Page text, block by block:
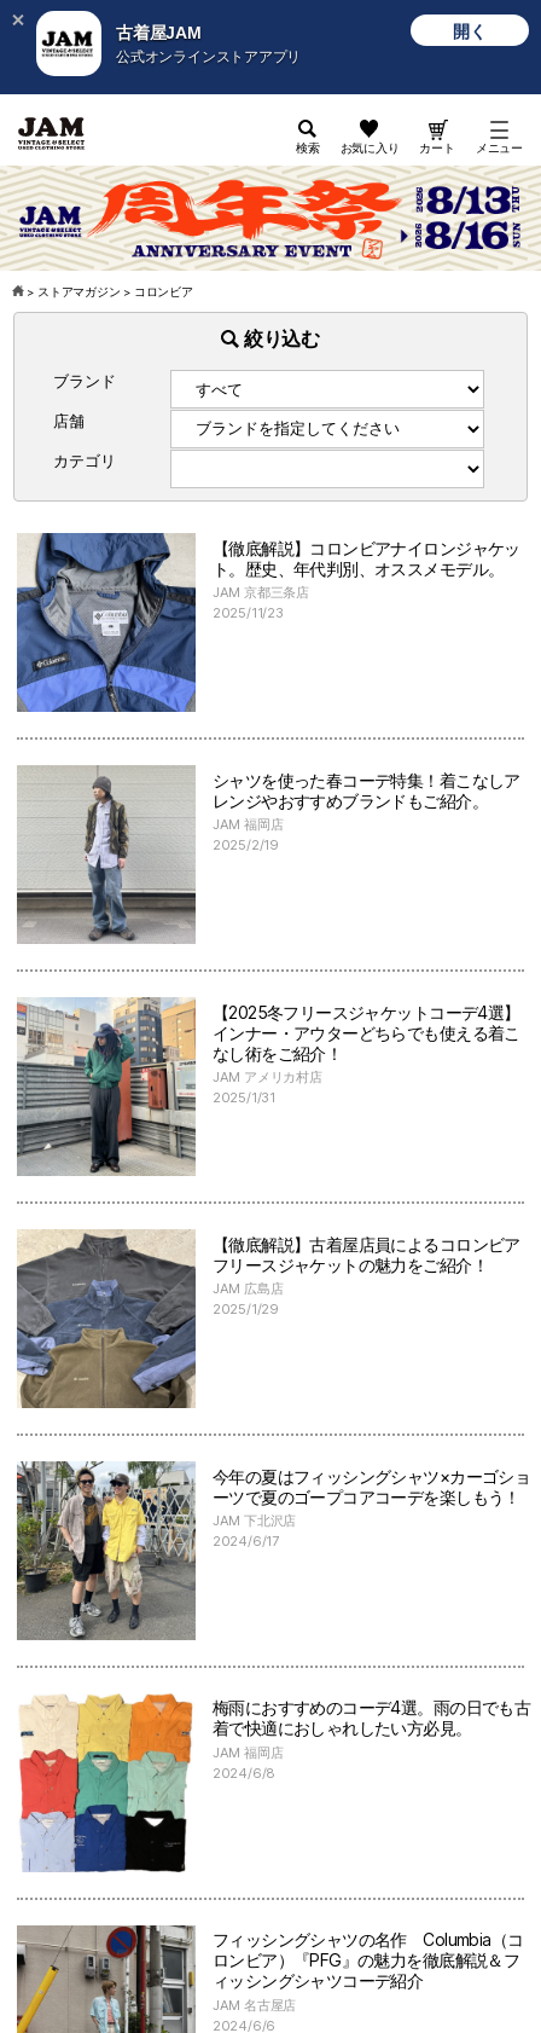
古着屋JAM
公式オンラインストアアプリ
開く
検索 お気に入り カート メニュー
> ストアマガジン > コロンビア
絞り込む
ブランド
店舗
カテゴリ
【徹底解説】コロンビアナイロンジャケッ
ト。歴史、年代判別、オススメモデル。
JAM 京都三条店
2025/11/23
シャツを使った春コーデ特集！着こなしア
レンジやおすすめブランドもご紹介。
JAM 福岡店
2025/2/19
【2025冬フリースジャケットコーデ4選】
インナー・アウターどちらでも使える着こ
なし術をご紹介！
JAM アメリカ村店
2025/1/31
【徹底解説】古着屋店員によるコロンビア
フリースジャケットの魅力をご紹介！
JAM 広島店
2025/1/29
今年の夏はフィッシングシャツ×カーゴショ
ーツで夏のゴープコアコーデを楽しもう！
JAM 下北沢店
2024/6/17
梅雨におすすめのコーデ4選。雨の日でも古
着で快適におしゃれしたい方必見。
JAM 福岡店
2024/6/8
フィッシングシャツの名作 Columbia（コ
ロンビア）『PFG』の魅力を徹底解説＆フ
ィッシングシャツコーデ紹介
JAM 名古屋店
2024/6/6